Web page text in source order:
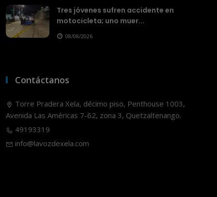
Tres jóvenes sufren accidente en
motocicleta; uno muer...
08/08/2026
Contáctanos
Torre Pradera Xela, décimo piso, Penthouse 1003,
Avenida Las Américas 7-62, zona 3, Quetzaltenango.
49193319
info@lavozdexela.com